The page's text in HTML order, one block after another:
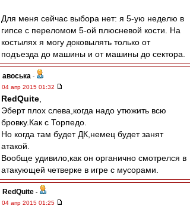
Для меня сейчас выбора нет: я 5-ую неделю в
гипсе с переломом 5-ой плюсневой кости. На
костылях я могу доковылять только от
подъезда до машины и от машины до сектора.
авоська -
04 апр 2015 01:32
RedQuite
Эберт плох слева,когда надо утюжить всю
бровку.Как с Торпедо.
Но когда там будет ДК,немец будет занят
атакой.
Вообще удивило,как он органично смотрелся в
атакующей четверке в игре с мусорами.
RedQuite -
04 апр 2015 01:25